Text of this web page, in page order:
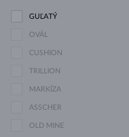
GUĽATÝ
OVÁL
CUSHION
TRILLION
MARKÍZA
ASSCHER
OLD MINE